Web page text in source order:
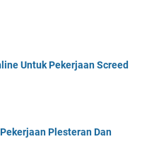
Untuk Pekerjaan Screed
Plesteran Dan